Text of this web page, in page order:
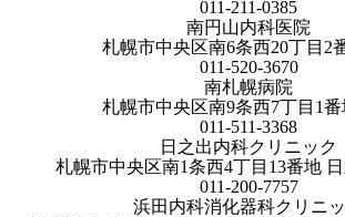
011-211-0385
南円山内科医院
札幌市中央区南6条西20丁目2
011-520-3670
南札幌病院
札幌市中央区南9条西7丁目1番
011-511-3368
日之出内科クリニック
札幌市中央区南1条西4丁目13番地
011-200-7757
浜田内科消化器科クリニ